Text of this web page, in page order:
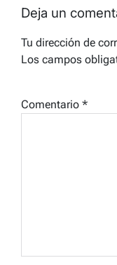
Deja un
Tu dirección de
Los campos
Comentario *